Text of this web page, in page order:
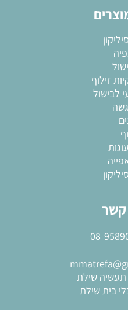
זילוף
לבישול
קשר
08-
תעשיה שילת
בית שילת